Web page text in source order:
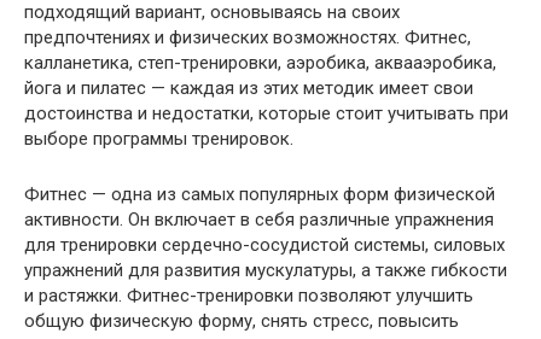
подходящий вариант, основываясь на своих
предпочтениях и физических возможностях. Фитнес,
калланетика, степ-тренировки, аэробика, аквааэробика,
йога и пилатес — каждая из этих методик имеет свои
достоинства и недостатки, которые стоит учитывать при
выборе программы тренировок.
Фитнес — одна из самых популярных форм физической
активности. Он включает в себя различные упражнения
для тренировки сердечно-сосудистой системы, силовых
упражнений для развития мускулатуры, а также гибкости
и растяжки. Фитнес-тренировки позволяют улучшить
общую физическую форму, снять стресс, повысить